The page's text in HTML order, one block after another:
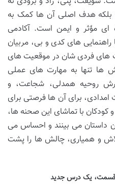
بلکه هدف اصلی آن ها کمک به
مؤثر و ایمن است. آکادمی
های کدی و بی، مربیان
های فردی شان در موقعیت های
ها تنها به مهارت های عملی
روحیه همدلی، شجاعت، و
امدادی، برای آن ها فرصتی برای
با تماشای این صحنه ها،
داستان می بینند و احساس می
و همیاری، چالش ها را پشت
قسمت، یک درس جدید